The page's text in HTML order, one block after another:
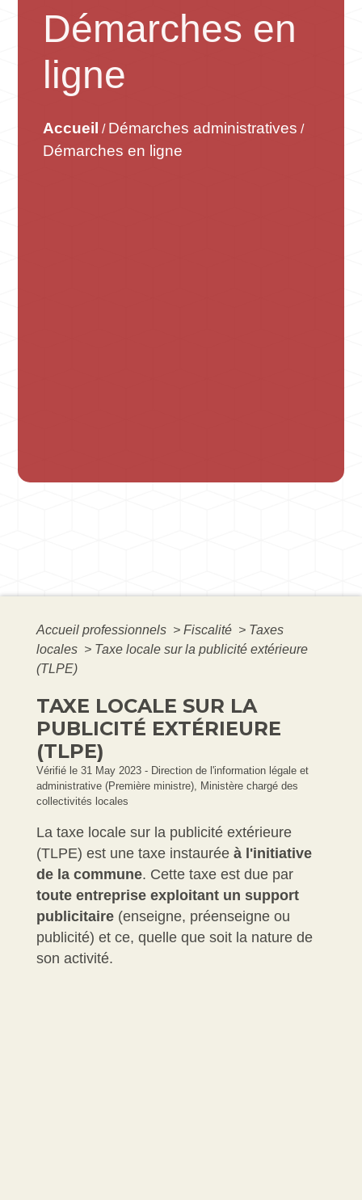
Démarches en
ligne
Accueil / Démarches administratives /
Démarches en ligne
Accueil professionnels > Fiscalité > Taxes
locales > Taxe locale sur la publicité extérieure
(TLPE)
TAXE LOCALE SUR LA
PUBLICITÉ EXTÉRIEURE
(TLPE)
Vérifié le 31 May 2023 - Direction de l'information légale et
administrative (Première ministre), Ministère chargé des
collectivités locales
La taxe locale sur la publicité extérieure
(TLPE) est une taxe instaurée à l'initiative
de la commune. Cette taxe est due par
toute entreprise exploitant un support
publicitaire (enseigne, préenseigne ou
publicité) et ce, quelle que soit la nature de
son activité.